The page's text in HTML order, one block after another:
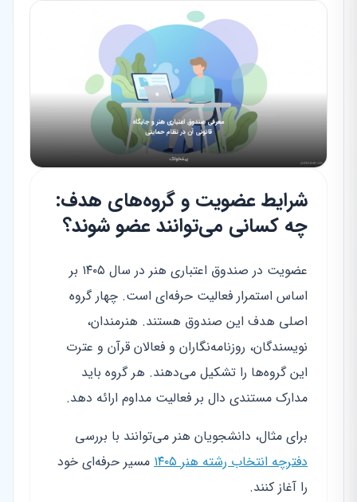
شرایط عضویت و گروه‌های هدف:
چه کسانی می‌توانند عضو شوند؟
عضویت در صندوق اعتباری هنر در سال ۱۴۰۵ بر
اساس استمرار فعالیت حرفه‌ای است. چهار گروه
اصلی هدف این صندوق هستند. هنرمندان،
نویسندگان، روزنامه‌نگاران و فعالان قرآن و عترت
این گروه‌ها را تشکیل می‌دهند. هر گروه باید
مدارک مستندی دال بر فعالیت مداوم ارائه دهد.
برای مثال، دانشجویان هنر می‌توانند با بررسی
دفترچه انتخاب رشته هنر ۱۴۰۵
مسیر حرفه‌ای خود
را آغاز کنند.